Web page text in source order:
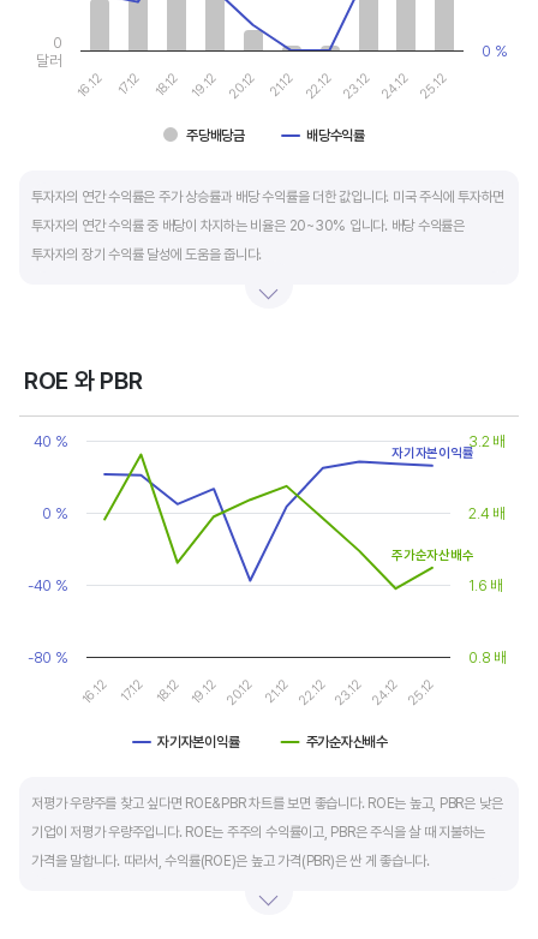
주당배당금 배당수익률
16.12 17.12 18.12 19.12 20.12 21.12 22.12 23.12 24.12 25.12
0
달러
0 %
투자자의 연간 수익률은 주가 상승률과 배당 수익률을 더한 값입니다. 미국 주식에 투자하면
투자자의 연간 수익률 중 배당이 차지하는 비율은 20~30% 입니다. 배당 수익률은
투자자의 장기 수익률 달성에 도움을 줍니다.
주당배당금의 비율입니다. 예를 들어 A 주식을 주당 100 달러에 매수하고 주당배당금으로
라고 하면, 시가배당률은 1.5% 이상이면 배당 매력이 있는 기업이고 배당수익률은
높을수록 좋습니다.
ROE 와 PBR
Chart
Line chart with 2 lines.
View as data table, Chart
The chart has 1 X axis displaying categories.
The chart has 2 Y axes displaying values, and values.
자기자본이익률 주가순자산배수
16.12 17.12 18.12 19.12 20.12 21.12 22.12 23.12 24.12 25.12
-80 %
-40 %
0 %
40 %
0.8 배
1.6 배
2.4 배
3.2 배
자기자본이익률
주가순자산배수
저평가 우량주를 찾고 싶다면 ROE&PBR 차트를 보면 좋습니다. ROE는 높고, PBR은 낮은
기업이 저평가 우량주입니다. ROE는 주주의 수익률이고, PBR은 주식을 살 때 지불하는
가격을 말합니다. 따라서, 수익률(ROE)은 높고 가격(PBR)은 싼 게 좋습니다.